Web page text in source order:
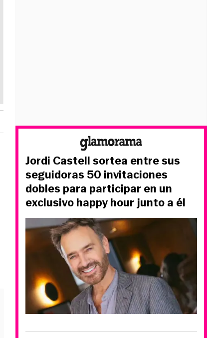
Jordi Castell sortea entre sus
seguidoras 50 invitaciones
dobles para participar en un
exclusivo happy hour junto a él